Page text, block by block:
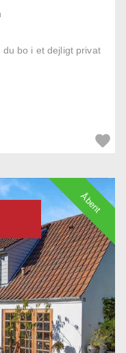
du bo i et dejligt privat
Åbent